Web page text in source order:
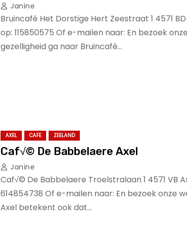
Janine
Bruincafé Het Dorstige Hert Zeestraat 1 4571
op: 115850575 Of e-mailen naar: En bezoek
gezelligheid ga naar Bruincafé…
AXEL CAFE ZEELAND
Caf√© De Babbelaere Axel
Janine
Caf√© De Babbelaere Troelstralaan 1 4571 VB
614854738 Of e-mailen naar: En bezoek onze
Axel betekent ook dat…